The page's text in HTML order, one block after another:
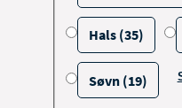
Hals (35)
Søvn (19)